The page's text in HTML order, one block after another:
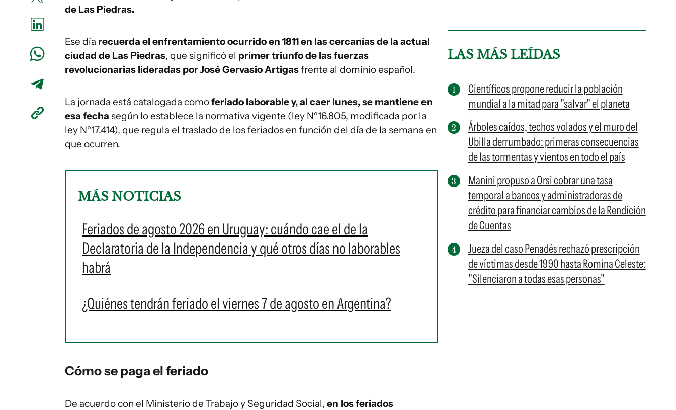
de Las Piedras.
Ese día recuerda el enfrentamiento ocurrido en 1811 en las cercanías de la actual
ciudad de Las Piedras, que significó el primer triunfo de las fuerzas
revolucionarias lideradas por José Gervasio Artigasfrente al dominio español.
La jornada está catalogada comoferiado laborable y, al caer lunes, se mantiene en
esa fecha según lo establece la normativa vigente (ley Nº16.805, modificada por la
ley Nº17.414), que regula el traslado de los feriados en función del día de la semana en
que ocurren.
MÁS NOTICIAS
Feriados de agosto 2026 en Uruguay: cuándo cae el de la
Declaratoria de la Independencia y qué otros días no laborables
habrá
¿Quiénes tendrán feriado el viernes 7 de agosto en Argentina?
Cómo se paga el feriado
De acuerdo con el Ministerio de Trabajo y Seguridad Social, en los feriados
LAS MÁS LEÍDAS
Científicos propone reducir la población
mundial a la mitad para "salvar" el planeta
Árboles caídos, techos volados y el muro del
Ubilla derrumbado: primeras consecuencias
de las tormentas y vientos en todo el país
Manini propuso a Orsi cobrar una tasa
temporal a bancos y administradoras de
crédito para financiar cambios de la Rendición
de Cuentas
Jueza del caso Penadés rechazó prescripción
de víctimas desde 1990 hasta Romina Celeste:
"Silenciaron a todas esas personas"